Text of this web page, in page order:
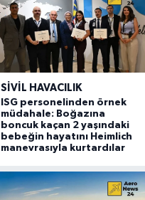
SIVIL HAVACILIK
ISG personelinden örnek
müdahale: Boğazına
boncuk kaçan 2 yaşındaki
bebeğin hayatını Heimlich
manevrasıyla kurtardılar